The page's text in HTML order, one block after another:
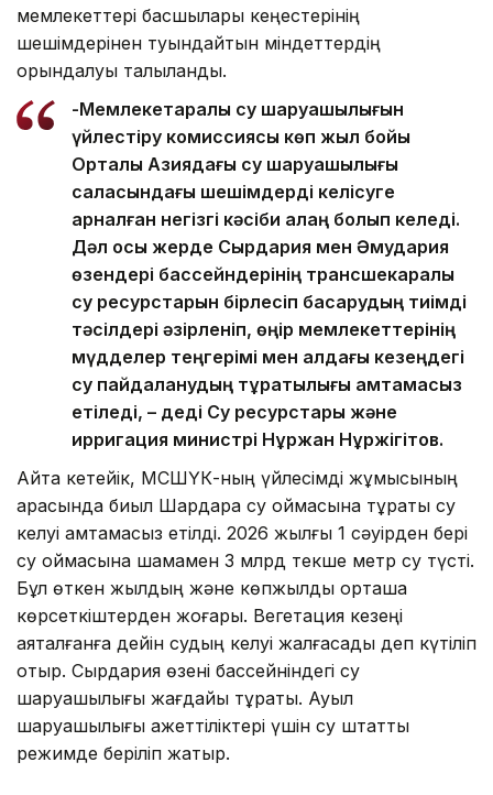
мемлекеттері басшылары кеңестерінің
шешімдерінен туындайтын міндеттердің
орындалуы талқыланды.
-Мемлекетаралық су шаруашылығын
үйлестіру комиссиясы көп жыл бойы
Орталық Азиядағы су шаруашылығы
саласындағы шешімдерді келісуге
арналған негізгі кәсіби алаң болып келеді.
Дәл осы жерде Сырдария мен Әмудария
өзендері бассейндерінің трансшекаралық
су ресурстарын бірлесіп басқарудың тиімді
тәсілдері әзірленіп, өңір мемлекеттерінің
мүдделер теңгерімі мен алдағы кезеңдегі
су пайдаланудың тұрақтылығы қамтамасыз
етіледі, – деді Су ресурстары және
ирригация министрі Нұржан Нұржігітов.
Айта кетейік, МСШҮК-ның үйлесімді жұмысының
арқасында биыл Шардара су қоймасына тұрақты су
келуі қамтамасыз етілді. 2026 жылғы 1 сәуірден бері
су қоймасына шамамен 3 млрд текше метр су түсті.
Бұл өткен жылдың және көпжылдық орташа
көрсеткіштерден жоғары. Вегетация кезеңі
аяқталғанға дейін судың келуі жалғасады деп күтіліп
отыр. Сырдария өзені бассейніндегі су
шаруашылығы жағдайы тұрақты. Ауыл
шаруашылығы қажеттіліктері үшін су штаттық
режимде беріліп жатыр.